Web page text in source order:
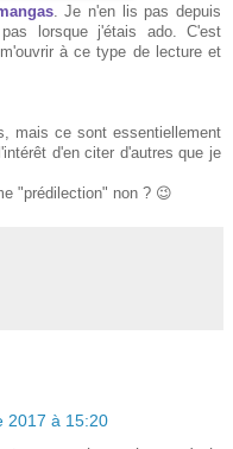
. Je n'en lis pas depuis
lorsque j'étais ado. C'est
à ce type de lecture et
mais ce sont essentiellement
d'en citer d'autres que je
"prédilection" non ? 😉
2017 à 15:20